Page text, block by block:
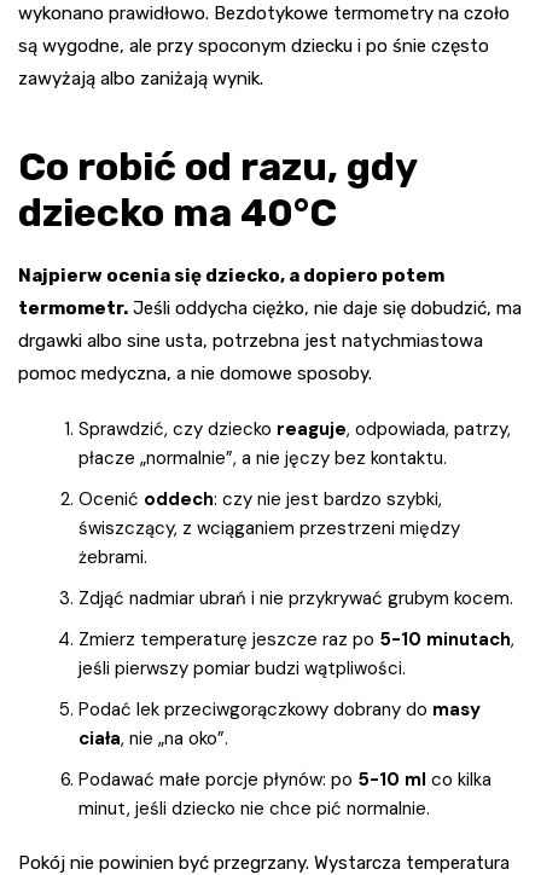
wykonano prawidłowo. Bezdotykowe termometry na czoło
są wygodne, ale przy spoconym dziecku i po śnie często
zawyżają albo zaniżają wynik.
Co robić od razu, gdy
dziecko ma 40°C
Najpierw ocenia się dziecko, a dopiero potem
termometr. Jeśli oddycha ciężko, nie daje się dobudzić, ma
drgawki albo sine usta, potrzebna jest natychmiastowa
pomoc medyczna, a nie domowe sposoby.
Sprawdzić, czy dziecko reaguje, odpowiada, patrzy,
płacze „normalnie”, a nie jęczy bez kontaktu.
Ocenić oddech: czy nie jest bardzo szybki,
świszczący, z wciąganiem przestrzeni między
żebrami.
Zdjąć nadmiar ubrań i nie przykrywać grubym kocem.
Zmierz temperaturę jeszcze raz po 5-10 minutach,
jeśli pierwszy pomiar budzi wątpliwości.
Podać lek przeciwgorączkowy dobrany do masy
ciała, nie „na oko”.
Podawać małe porcje płynów: po 5-10 ml co kilka
minut, jeśli dziecko nie chce pić normalnie.
Pokój nie powinien być przegrzany. Wystarcza temperatura